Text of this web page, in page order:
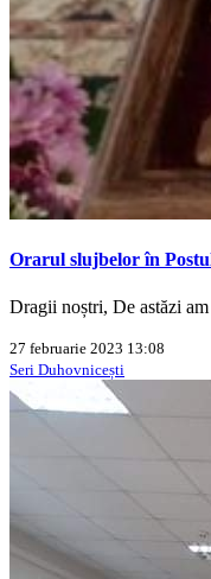
Orarul slujbelor în
Dragii noștri, De astăzi
27 februarie 2023 13:08
Seri Duhovnicești